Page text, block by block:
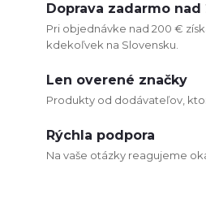
Doprava zadarmo nad
Pri objednávke nad 200 €
kdekoľvek na Slovensku.
Len overené značky
Produkty od dodávateľov,
Rýchla podpora
Na vaše otázky reagujeme